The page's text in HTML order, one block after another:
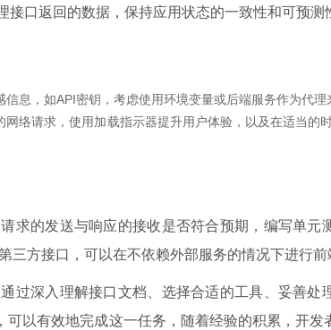
口返回的数据，保持应用状态的一致性和可预测
息，如API密钥，考虑使用环境变量或后端服务作为代理
络请求，使用加载指示器提升用户体验，以及在适当的
求的发送与响应的接收是否符合预期，编写单元
三方接口，可以在不依赖外部服务的情况下进行前
过深入理解接口文档、选择合适的工具、妥善处
以有效地完成这一任务，随着经验的积累，开发